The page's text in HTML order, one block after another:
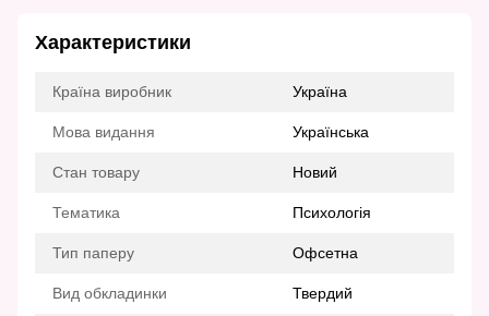
Характеристики
Країна виробник Україна
Мова видання Українська
Стан товару Новий
Тематика Психологія
Тип паперу Офсетна
Вид обкладинки Твердий